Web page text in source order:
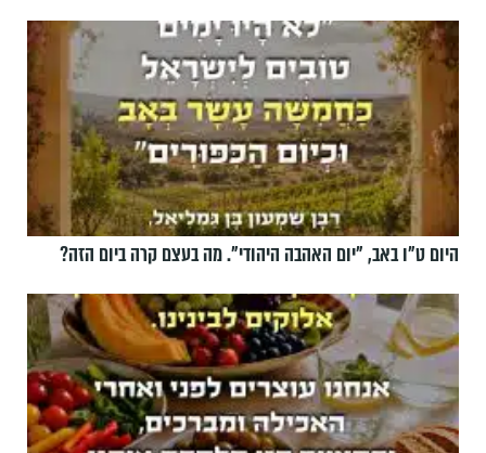
היום ט"ו באב, ”יום האהבה היהודי". מה בעצם קרה ביום הזה?